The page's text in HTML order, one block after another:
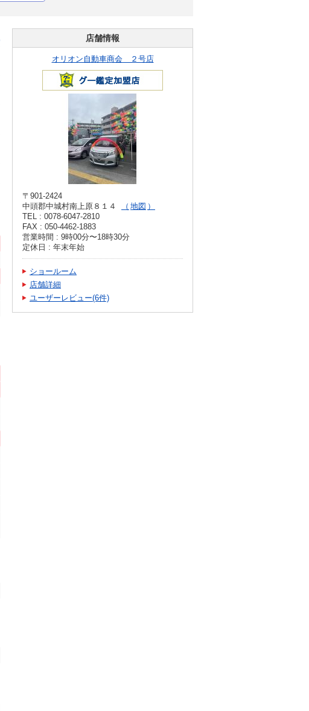
店舗情報
オリオン自動車商会 ２号店
〒901-2424
中頭郡中城村南上原８１４
地図
TEL : 0078-6047-2810
FAX : 050-4462-1883
営業時間 : 9時00分〜18時30分
定休日 : 年末年始
ショールーム
店舗詳細
ユーザーレビュー(6件)